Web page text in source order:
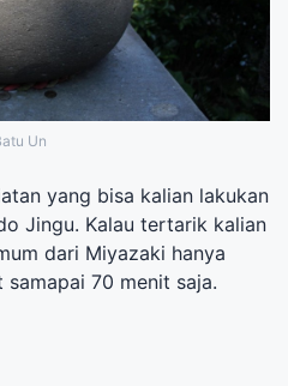
Un
yang bisa kalian lakukan
Jingu. Kalau tertarik kalian
dari Miyazaki hanya
70 menit saja.